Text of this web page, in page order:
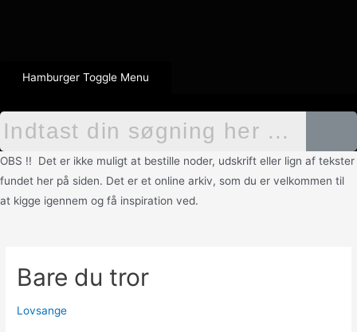
Hamburger Toggle Menu
OBS !! Det er ikke muligt at bestille noder, udskrift eller lign af tekster
fundet her på siden. Det er et online arkiv, som du er velkommen til
at kigge igennem og få inspiration ved.
Bare du tror
Lovsange